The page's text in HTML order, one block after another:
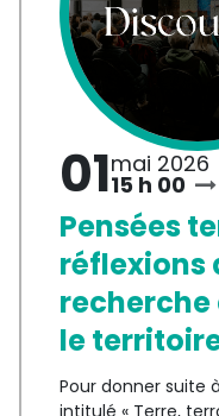
01mai 2026
15 h 00
Pensées
réflexions
recherche
le
Pour donner suite
intitulé « Terre,